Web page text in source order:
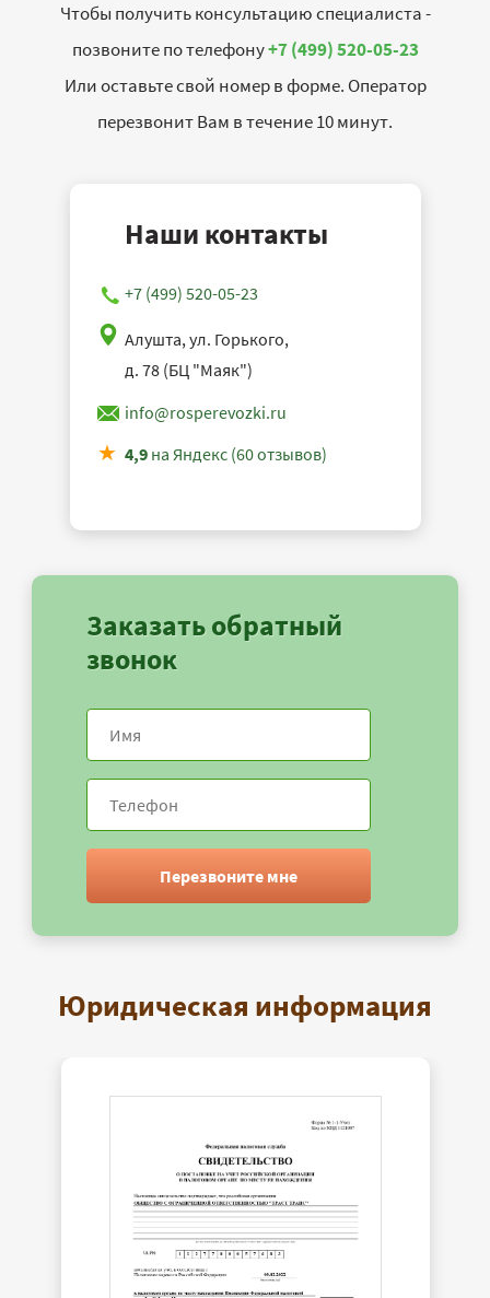
Чтобы получить консультацию специалиста -
позвоните по телефону+7 (499) 520-05-23
Или оставьте свой номер в форме. Оператор
перезвонит Вам в течение 10 минут.
Наши контакты
+7 (499) 520-05-23
Алушта, ул. Горького,
д. 78 (БЦ "Маяк")
info@rosperevozki.ru
4,9на Яндекс (60 отзывов)
Заказать обратный
звонок
Перезвоните мне
Юридическая информация